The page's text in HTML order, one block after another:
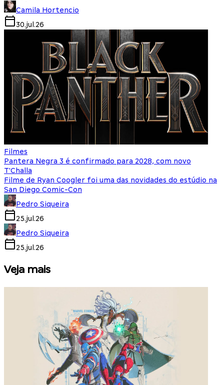
Camila Hortencio
30.jul.26
Filmes
Pantera Negra 3 é confirmado para 2028, com novo
T'Challa
Filme de Ryan Coogler foi uma das novidades do estúdio na
San Diego Comic-Con
Pedro Siqueira
25.jul.26
Pedro Siqueira
25.jul.26
Veja mais